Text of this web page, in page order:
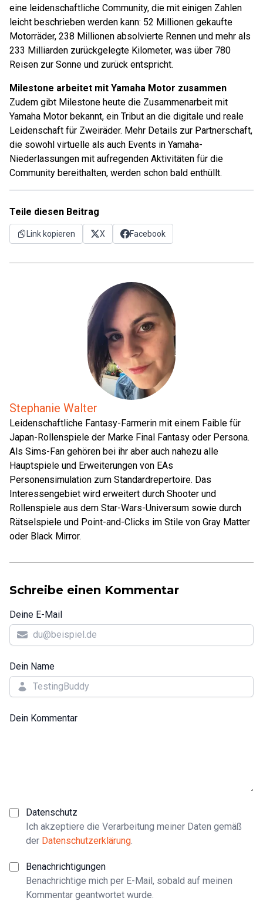
eine leidenschaftliche Community, die mit einigen Zahlen
leicht beschrieben werden kann: 52 Millionen gekaufte
Motorräder, 238 Millionen absolvierte Rennen und mehr als
233 Milliarden zurückgelegte Kilometer, was über 780
Reisen zur Sonne und zurück entspricht.
Milestone arbeitet mit Yamaha Motor zusammen
Zudem gibt Milestone heute die Zusammenarbeit mit
Yamaha Motor bekannt, ein Tribut an die digitale und reale
Leidenschaft für Zweiräder. Mehr Details zur Partnerschaft,
die sowohl virtuelle als auch Events in Yamaha-
Niederlassungen mit aufregenden Aktivitäten für die
Community bereithalten, werden schon bald enthüllt.
Teile diesen Beitrag
Link kopieren X Facebook
Stephanie Walter
Leidenschaftliche Fantasy-Farmerin mit einem Faible für
Japan-Rollenspiele der Marke Final Fantasy oder Persona.
Als Sims-Fan gehören bei ihr aber auch nahezu alle
Hauptspiele und Erweiterungen von EAs
Personensimulation zum Standardrepertoire. Das
Interessengebiet wird erweitert durch Shooter und
Rollenspiele aus dem Star-Wars-Universum sowie durch
Rätselspiele und Point-and-Clicks im Stile von Gray Matter
oder Black Mirror.
Schreibe einen Kommentar
Deine E-Mail
Dein Name
Dein Kommentar
Datenschutz
Ich akzeptiere die Verarbeitung meiner Daten gemäß
der Datenschutzerklärung
Benachrichtigungen
Benachrichtige mich per E-Mail, sobald auf meinen
Kommentar geantwortet wurde.